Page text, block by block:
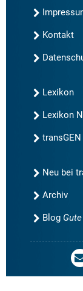
Kontakt
Lexikon
Lexikon
Neu bei
Archiv
Blog